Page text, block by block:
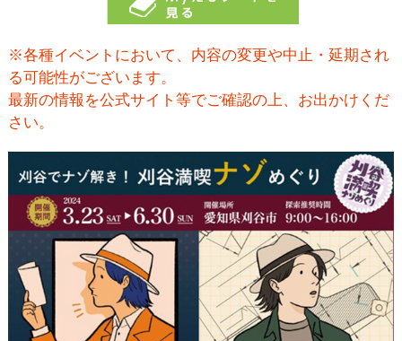
※各種イベントにおいて、内容の変更や中止・延期され
る可能性がございます。
最新の情報を公式サイト等でご確認の上、お出かけくだ
さい。